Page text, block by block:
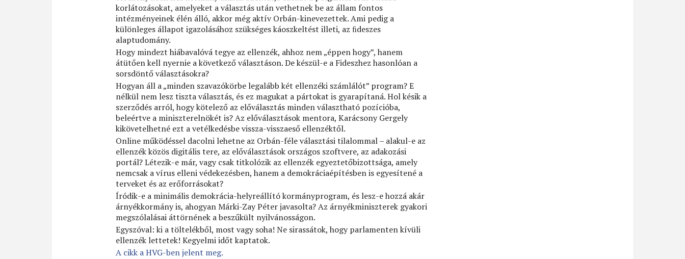
korlátozásokat, amelyeket a választás után vethetnek be az állam fontos
intézményeinek élén álló, akkor még aktív Orbán-kinevezettek. Ami pedig a
különleges állapot igazolásához szükséges káoszkeltést illeti, az ﬁdeszes
alaptudomány.
Hogy mindezt hiábavalóvá tegye az ellenzék, ahhoz nem „éppen hogy”, hanem
átütően kell nyernie a következő választáson. De készül-e a Fideszhez hasonlóan a
sorsdöntő választásokra?
Hogyan áll a „minden szavazókörbe legalább két ellenzéki számlálót” program? E
nélkül nem lesz tiszta választás, és ez magukat a pártokat is gyarapítaná. Hol késik a
szerződés arról, hogy kötelező az előválasztás minden választható pozícióba,
beleértve a miniszterelnökét is? Az előválasztások mentora, Karácsony Gergely
kikövetelhetné ezt a vetélkedésbe vissza-visszaeső ellenzéktől.
Online működéssel dacolni lehetne az Orbán-féle választási tilalommal – alakul-e az
ellenzék közös digitális tere, az előválasztások országos szoftvere, az adakozási
portál? Létezik-e már, vagy csak titkolózik az ellenzék egyeztetőbizottsága, amely
nemcsak a vírus elleni védekezésben, hanem a demokráciaépítésben is egyesítené a
terveket és az erőforrásokat?
Íródik-e a minimális demokrácia-helyreállító kormányprogram, és lesz-e hozzá akár
árnyékkormány is, ahogyan Márki-Zay Péter javasolta? Az árnyékminiszterek gyakori
megszólalásai áttörnének a beszűkült nyilvánosságon.
Egyszóval: ki a töltelékből, most vagy soha! Ne sirassátok, hogy parlamenten kívüli
ellenzék lettetek! Kegyelmi időt kaptatok.
A cikk a HVG-ben jelent meg.